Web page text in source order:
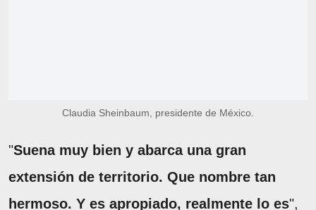
Claudia Sheinbaum, presidente de México.
"Suena muy bien y abarca una gran
extensión de territorio. Que nombre tan
hermoso. Y es apropiado, realmente lo es",